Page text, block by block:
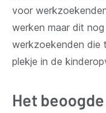
voor
werken maar dit
werkzoekenden die
plekje in de
Het